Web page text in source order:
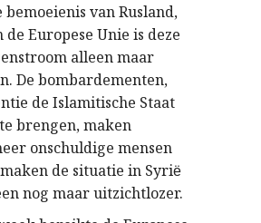
bemoeienis van Rusland,
Europese Unie is deze
alleen maar
De bombardementen,
de Islamitische Staat
brengen, maken
onschuldige mensen
de situatie in Syrië
nog maar uitzichtlozer.